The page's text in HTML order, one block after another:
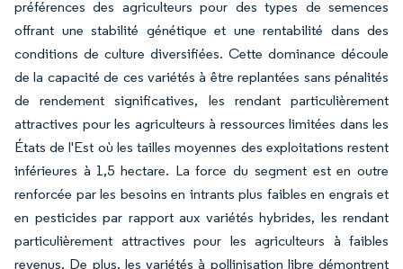
préférences des agriculteurs pour des types de semences
offrant une stabilité génétique et une rentabilité dans des
conditions de culture diversifiées. Cette dominance découle
de la capacité de ces variétés à être replantées sans pénalités
de rendement significatives, les rendant particulièrement
attractives pour les agriculteurs à ressources limitées dans les
États de l'Est où les tailles moyennes des exploitations restent
inférieures à 1,5 hectare. La force du segment est en outre
renforcée par les besoins en intrants plus faibles en engrais et
en pesticides par rapport aux variétés hybrides, les rendant
particulièrement attractives pour les agriculteurs à faibles
revenus. De plus, les variétés à pollinisation libre démontrent